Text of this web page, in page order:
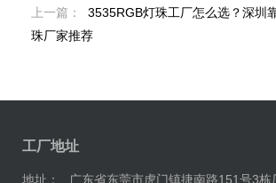
上一篇：
3535RGB灯珠工厂怎么选？深圳
珠厂家推荐
工厂地址
地址： 广东省东莞市虎门镇捷南路151号3栋